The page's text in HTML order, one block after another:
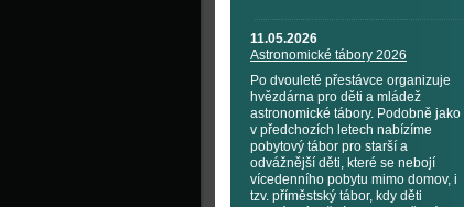
11.05.2026
Astronomické tábory 2026
Po dvouleté přestávce organizuje
hvězdárna pro děti a mládež
astronomické tábory. Podobně jako
v předchozích letech nabízíme
pobytový tábor pro starší a
odvážnější děti, které se nebojí
vícedenního pobytu mimo domov, i
tzv. příměstský tábor, kdy děti